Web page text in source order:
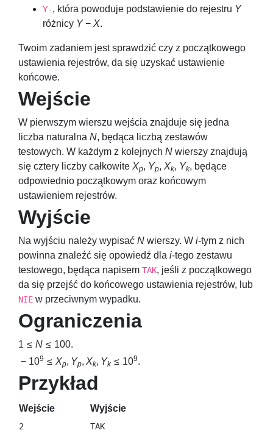
Y-, która powoduje podstawienie do rejestru Y
różnicy Y− X.
Twoim zadaniem jest sprawdzić czy z początkowego
ustawienia rejestrów, da się uzyskać ustawienie
końcowe.
Wejście
W pierwszym wierszu wejścia znajduje się jedna
liczba naturalna N, będąca liczbą zestawów
testowych. W każdym z kolejnych N wierszy znajdują
się cztery liczby całkowite Xp, Yp, Xk, Yk, będące
odpowiednio początkowym oraz końcowym
ustawieniem rejestrów.
Wyjście
Na wyjściu należy wypisać N wierszy. W i-tym z nich
powinna znaleźć się opowiedź dla i-tego zestawu
testowego, będąca napisem TAK, jeśli z początkowego
da się przejść do końcowego ustawienia rejestrów, lub
NIE w przeciwnym wypadku.
Ograniczenia
1 ≤ N ≤ 100.
− 109 ≤ Xp, Yp, Xk, Yk≤ 109.
Przykład
Wejście Wyjście
2 TAK